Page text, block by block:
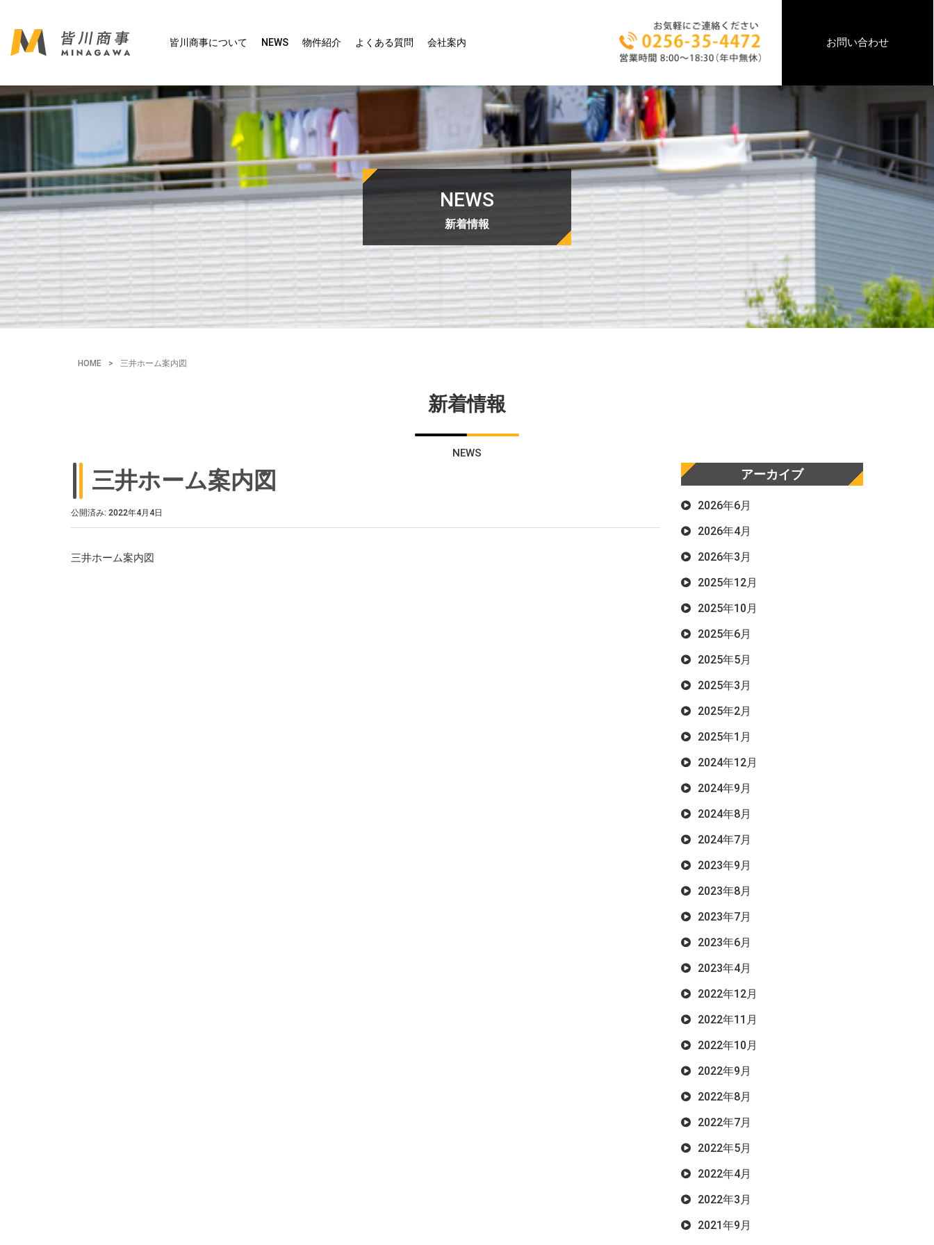
皆川商事について NEWS 物件紹介 よくある質問 会社案内 お問い合わせ
NEWS
新着情報
HOME > 三井ホーム案内図
新着情報
NEWS
三井ホーム案内図
公開済み: 2022年4月4日
三井ホーム案内図
アーカイブ
2026年6月
2026年4月
2026年3月
2025年12月
2025年10月
2025年6月
2025年5月
2025年3月
2025年2月
2025年1月
2024年12月
2024年9月
2024年8月
2024年7月
2023年9月
2023年8月
2023年7月
2023年6月
2023年4月
2022年12月
2022年11月
2022年10月
2022年9月
2022年8月
2022年7月
2022年5月
2022年4月
2022年3月
2021年9月